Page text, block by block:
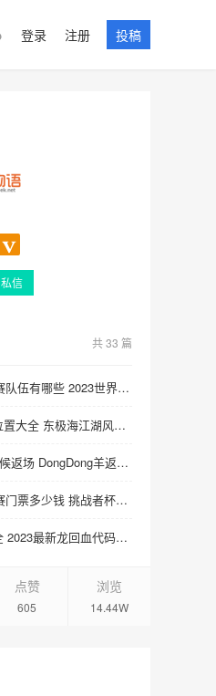
登录 注册 投稿
私信
共 33 篇
王者荣耀2023世界冠军杯参赛队伍有哪些 2023世界冠军杯参赛队伍名单一览
逆水寒手游东极海江湖风景位置大全 东极海江湖风景位置坐标汇总
蛋仔派对DongDong羊什么时候返场 DongDong羊返场时间介绍
王者荣耀2023挑战者杯总决赛门票多少钱 挑战者杯总决赛门票购买时间方法
方舟生存进化龙回血代码大全 2023最新龙回血代码分享
点赞
605
浏览
14.44W